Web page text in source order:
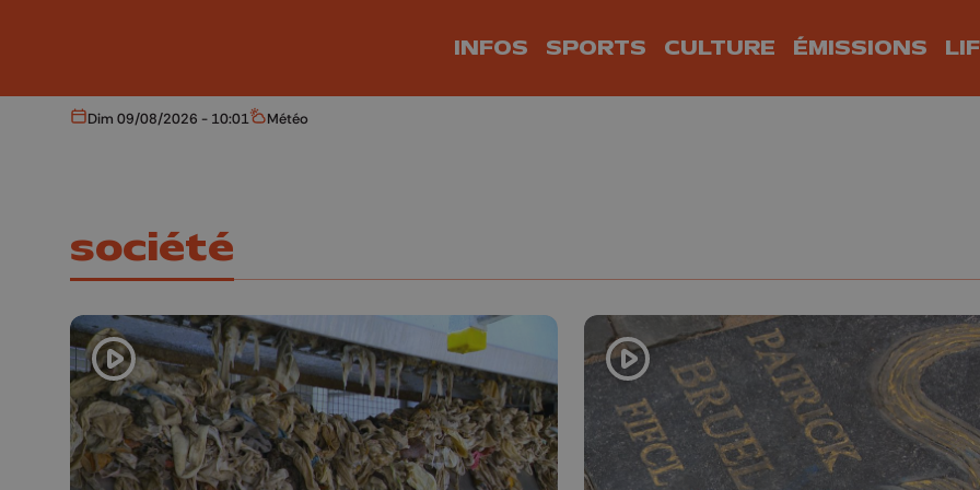
INFOS SPORTS CULTURE ÉMISSIONS
Aujourd'hui
Dim 09/08/2026 - 10:01 Météo
Météo
société